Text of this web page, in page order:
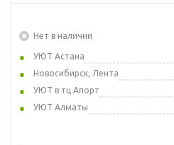
Нет в наличии
УЮТ Астана
Новосибирск, Лента
УЮТ в тц Апорт
УЮТ Алматы